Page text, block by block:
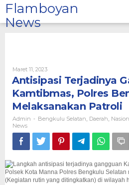
Lewati
ke
konten
Flamboyan
News
Maret 11, 2023Oleh
Admin
Antisipasi Terjadinya
Kamtibmas, Polres
Melaksanakan Patroli
Admin - Bengkulu Selatan Daerah
News